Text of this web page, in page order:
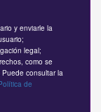
y enviarle la
legal;
como se
Puede consultar la
de